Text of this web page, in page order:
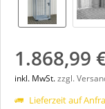
1.868,99
inkl. MwSt.zzgl.
Lieferzeit auf